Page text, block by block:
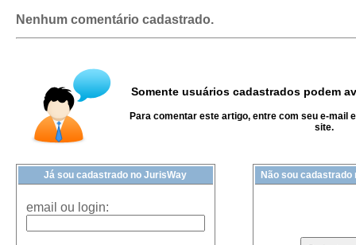
Nenhum comentário cadastrado.
Somente usuários cadastrados podem
Para comentar este artigo, entre com seu e-mail
site.
Já sou cadastrado no JurisWay
email ou login:
Não sou cadastrado